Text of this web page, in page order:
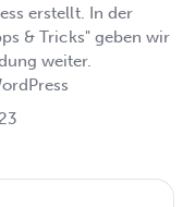
erstellt. In der
& Tricks" geben wir
weiter.